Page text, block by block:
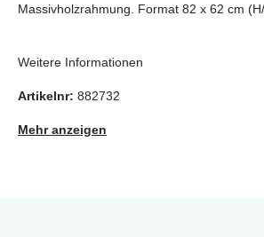
Massivholzrahmung. Format 82 x 62 cm (H/
Weitere Informationen
Artikelnr: 882732
Mehr anzeigen